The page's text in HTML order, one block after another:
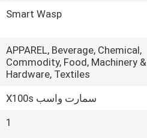
Smart Wasp
APPAREL, Beverage, Chemical,
Commodity, Food, Machinery &
Hardware, Textiles
سمارت واسب X100s
1